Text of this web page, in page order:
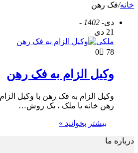
خانه/فک رهن
دی- 1402 -
21 دی
ملکی
0
78
وکیل الزام به فک رهن
وکیل الزام به فک رهن با وکیل
رهن خانه یا ملک ، یک روش…
بیشتر بخوانید »
درباره ما